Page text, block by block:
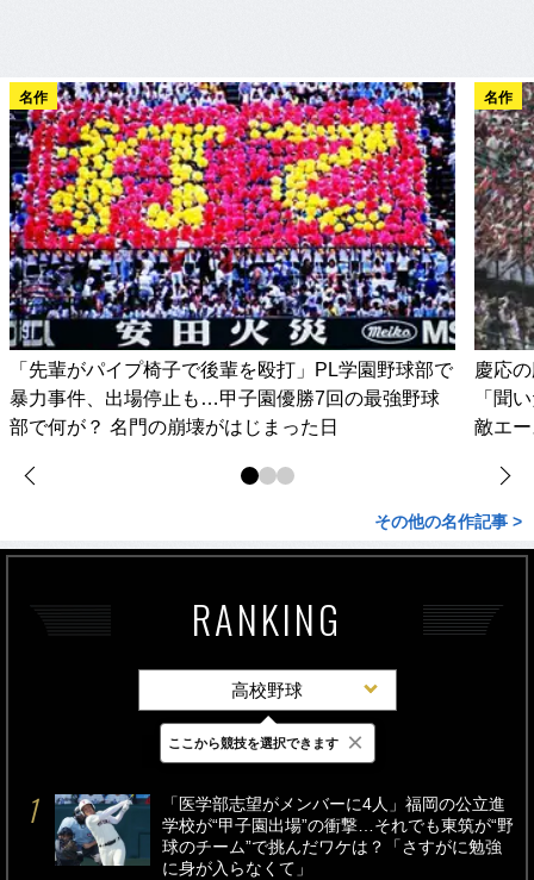
名作
「先輩がパイプ椅子で後輩を殴打」PL学園野球部で
暴力事件、出場停止も…甲子園優勝7回の最強野球
部で何が？ 名門の崩壊がはじまった日
名作
慶応
「聞
敵エ
その他の名作記事 >
RANKING
高校野球
最新 24時間 週間
「医学部志望がメンバーに4人」福岡の公立進
学校が“甲子園出場”の衝撃…それでも東筑が“野
球のチーム”で挑んだワケは？「さすがに勉強
に身が入らなくて」
ここから競技を選択できます ×